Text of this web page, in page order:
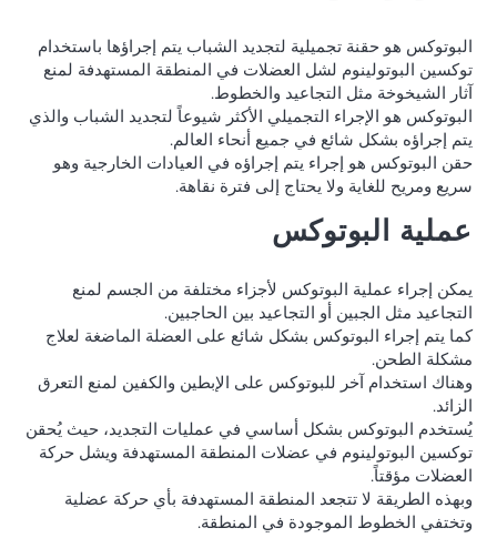
البوتوكس هو حقنة تجميلية لتجديد الشباب يتم إجراؤها باستخدام
توكسين البوتولينوم لشل العضلات في المنطقة المستهدفة لمنع
آثار الشيخوخة مثل التجاعيد والخطوط.
البوتوكس هو الإجراء التجميلي الأكثر شيوعاً لتجديد الشباب والذي
يتم إجراؤه بشكل شائع في جميع أنحاء العالم.
حقن البوتوكس هو إجراء يتم إجراؤه في العيادات الخارجية وهو
سريع ومريح للغاية ولا يحتاج إلى فترة نقاهة.
عملية البوتوكس
يمكن إجراء عملية البوتوكس لأجزاء مختلفة من الجسم لمنع
التجاعيد مثل الجبين أو التجاعيد بين الحاجبين.
كما يتم إجراء البوتوكس بشكل شائع على العضلة الماضغة لعلاج
مشكلة الطحن.
وهناك استخدام آخر للبوتوكس على الإبطين والكفين لمنع التعرق
الزائد.
يُستخدم البوتوكس بشكل أساسي في عمليات التجديد، حيث يُحقن
توكسين البوتولينوم في عضلات المنطقة المستهدفة ويشل حركة
العضلات مؤقتاً.
وبهذه الطريقة لا تتجعد المنطقة المستهدفة بأي حركة عضلية
وتختفي الخطوط الموجودة في المنطقة.